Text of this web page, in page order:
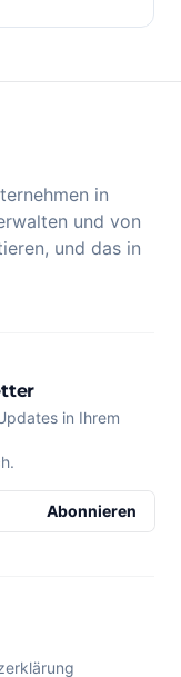
in
und von
und das in
in Ihrem
Abonnieren